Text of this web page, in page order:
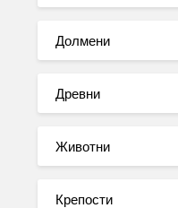
Долмени
Древни
Животни
Крепости